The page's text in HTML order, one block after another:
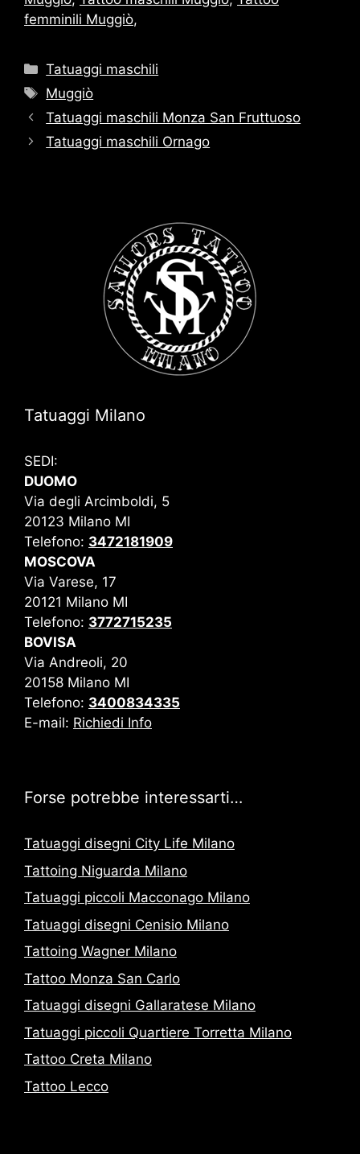
femminili Muggiò,
Categorie
Tatuaggi maschili
Tag
Muggiò
Tatuaggi maschili Monza San Fruttuoso
Tatuaggi maschili Ornago
Tatuaggi Milano
SEDI:
DUOMO
Via degli Arcimboldi, 5
20123 Milano MI
Telefono: 3472181909
MOSCOVA
Via Varese, 17
20121 Milano MI
Telefono: 3772715235
BOVISA
Via Andreoli, 20
20158 Milano MI
Telefono: 3400834335
E-mail: Richiedi Info
Forse potrebbe interessarti…
Tatuaggi disegni City Life Milano
Tattoing Niguarda Milano
Tatuaggi piccoli Macconago Milano
Tatuaggi disegni Cenisio Milano
Tattoing Wagner Milano
Tattoo Monza San Carlo
Tatuaggi disegni Gallaratese Milano
Tatuaggi piccoli Quartiere Torretta Milano
Tattoo Creta Milano
Tattoo Lecco